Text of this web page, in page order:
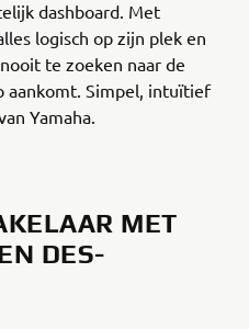
dashboard. Met
logisch op zijn plek en
te zoeken naar de
aankomt. Simpel, intuïtief
Yamaha.
MET
DES-